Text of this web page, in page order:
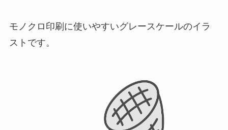
モノクロ印刷に使いやすいグレースケールのイラ
ストです。